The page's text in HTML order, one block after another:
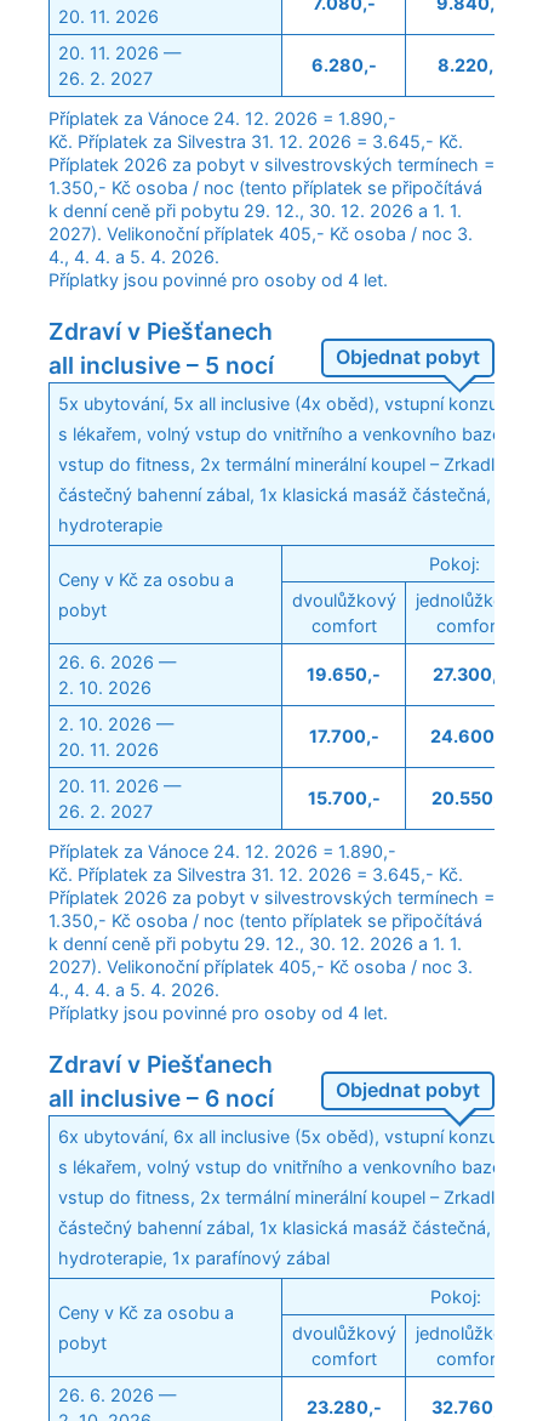
20. 11. 2026
20. 11. 2026 —
26. 2. 2027
6.280,- 8.220,-
Příplatek za Vánoce 24. 12. 2026 = 1.890,-
Kč. Příplatek za Silvestra 31. 12. 2026 = 3.645,- Kč.
Příplatek 2026 za pobyt v silvestrovských termínech =
1.350,- Kč osoba / noc (tento příplatek se připočítává
k denní ceně při pobytu 29. 12., 30. 12. 2026 a 1. 1.
2027). Velikonoční příplatek 405,- Kč osoba / noc 3.
4., 4. 4. a 5. 4. 2026.
Příplatky jsou povinné pro osoby od 4 let.
Zdraví v Piešťanech
all inclusive – 5 nocí
Objednat pobyt
5x ubytování, 5x all inclusive (4x oběd), vstupní konzultace
s lékařem, volný vstup do vnitřního a venkovního bazénu,
vstup do fitness, 2x termální minerální koupel – Zrkadlisko,
částečný bahenní zábal, 1x klasická masáž částečná, 1x
hydroterapie
Ceny v Kč za osobu a
pobyt
Pokoj:
dvoulůžkový
comfort
jednolůžkový
comfort
26. 6. 2026 —
2. 10. 2026
19.650,- 27.300,-
2. 10. 2026 —
20. 11. 2026
17.700,- 24.600,-
20. 11. 2026 —
26. 2. 2027
15.700,- 20.550,-
Příplatek za Vánoce 24. 12. 2026 = 1.890,-
Kč. Příplatek za Silvestra 31. 12. 2026 = 3.645,- Kč.
Příplatek 2026 za pobyt v silvestrovských termínech =
1.350,- Kč osoba / noc (tento příplatek se připočítává
k denní ceně při pobytu 29. 12., 30. 12. 2026 a 1. 1.
2027). Velikonoční příplatek 405,- Kč osoba / noc 3.
4., 4. 4. a 5. 4. 2026.
Příplatky jsou povinné pro osoby od 4 let.
Zdraví v Piešťanech
all inclusive – 6 nocí
Objednat pobyt
6x ubytování, 6x all inclusive (5x oběd), vstupní konzultace
s lékařem, volný vstup do vnitřního a venkovního bazénu,
vstup do fitness, 2x termální minerální koupel – Zrkadlisko,
částečný bahenní zábal, 1x klasická masáž částečná, 1x
hydroterapie, 1x parafínový zábal
Ceny v Kč za osobu a
pobyt
Pokoj:
dvoulůžkový
comfort
jednolůžkový
comfort
26. 6. 2026 —
23.280,- 32.760,-